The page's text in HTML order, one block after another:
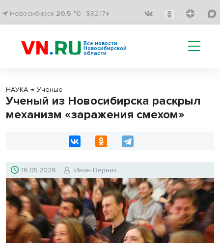
Новосибирск 20.5 °C $82.17↑
Все новости
Новосибирской
области
НАУКА → Ученые
Ученый из Новосибирска раскрыл
механизм «заражения смехом»
16.05.2026 Иван Верник